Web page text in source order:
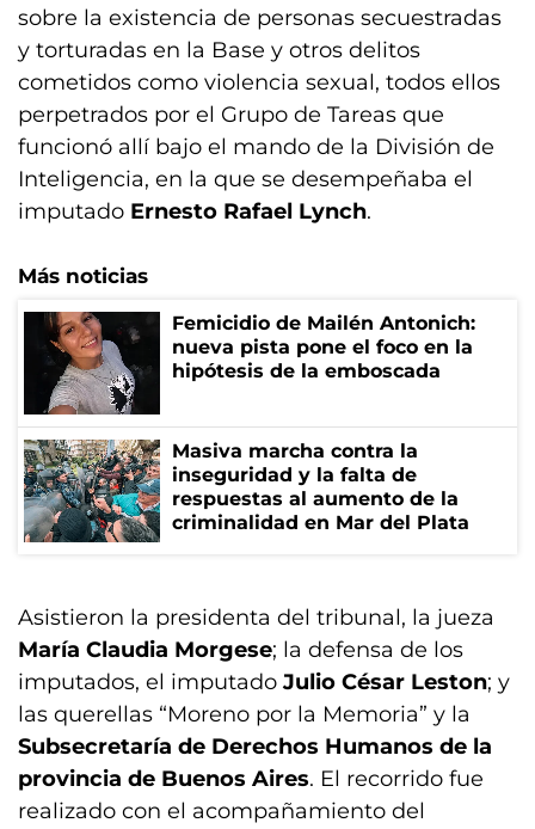
sobre la existencia de personas secuestradas
y torturadas en la Base y otros delitos
cometidos como violencia sexual, todos ellos
perpetrados por el Grupo de Tareas que
funcionó allí bajo el mando de la División de
Inteligencia, en la que se desempeñaba el
imputado Ernesto Rafael Lynch.
Más noticias
Femicidio de Mailén Antonich:
nueva pista pone el foco en la
hipótesis de la emboscada
Masiva marcha contra la
inseguridad y la falta de
respuestas al aumento de la
criminalidad en Mar del Plata
Asistieron la presidenta del tribunal, la jueza
María Claudia Morgese; la defensa de los
imputados, el imputado Julio César Leston; y
las querellas “Moreno por la Memoria” y la
Subsecretaría de Derechos Humanos de la
provincia de Buenos Aires. El recorrido fue
realizado con el acompañamiento del